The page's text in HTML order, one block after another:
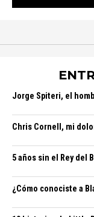
Jorge Spiteri, el
Chris Cornell, mi
5 años sin el Rey del
¿Cómo conociste a